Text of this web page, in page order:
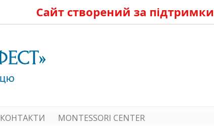
Сайт створений за підтримки
КОНТАКТИ MONTESSORI CENTER